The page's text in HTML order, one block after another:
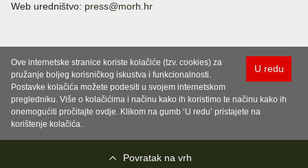
Web uredništvo: press@morh.hr
U redu
Ove internetske stranice koriste kolačiće (tzv. cookies) za
pružanje boljeg korisničkog iskustva i funkcionalnosti.
Postavke kolačića možete podesiti u svojem internetskom
pregledniku. Više o kolačićima i načinu kako ih koristimo te načinu kako ih
onemogućiti pročitajte ovdje. Klikom na gumb ‘U redu’ pristajete na
korištenje kolačića.
Povratak na vrh